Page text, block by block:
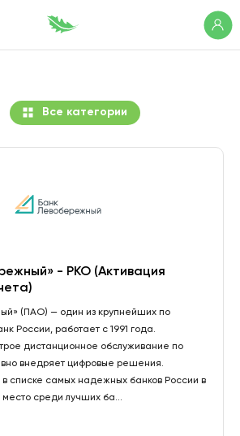
Все категории
- РКО (Активация
(ПАО) — один из крупнейших по
России, работает с 1991 года.
дистанционное обслуживание по
внедряет цифровые решения.
списке самых надежных банков России в
место среди лучших ба...